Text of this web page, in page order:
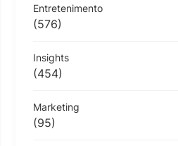
Entretenimento
(576)
Insights
(454)
Marketing
(95)